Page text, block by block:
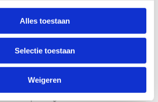
Alles toestaan
Selectie toestaan
Weigeren
bereik je ons via de E40 van
Oostende afrit 8 (Brugge -
pijlen naar het sportcentrum.
en kunnen aanbellen aan de